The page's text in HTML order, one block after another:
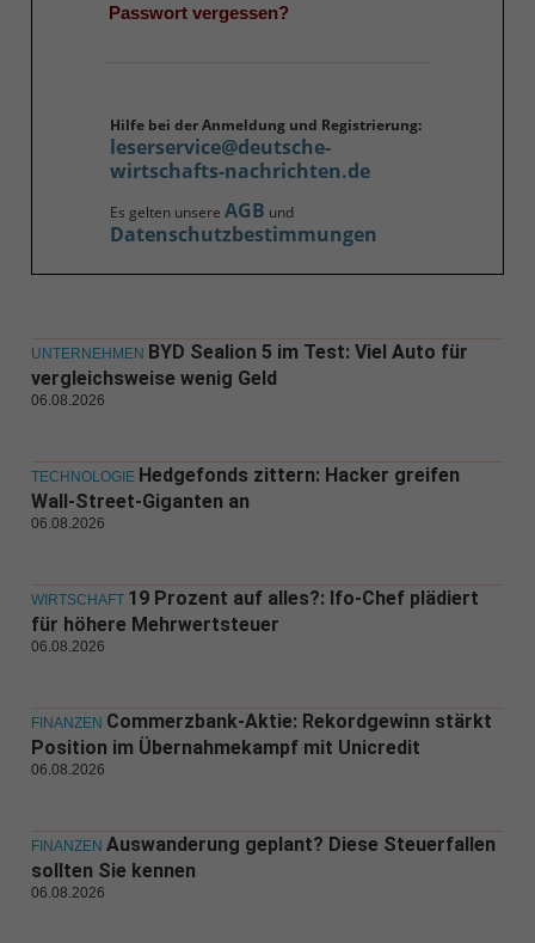
Passwort vergessen?
Hilfe bei der Anmeldung und Registrierung:
leserservice@deutsche-
wirtschafts-nachrichten.de
Es gelten unsere AGB und
Datenschutzbestimmungen
UNTERNEHMEN BYD Sealion 5 im Test: Viel Auto für
vergleichsweise wenig Geld
06.08.2026
TECHNOLOGIE Hedgefonds zittern: Hacker greifen
Wall-Street-Giganten an
06.08.2026
WIRTSCHAFT 19 Prozent auf alles?: Ifo-Chef plädiert
für höhere Mehrwertsteuer
06.08.2026
FINANZEN Commerzbank-Aktie: Rekordgewinn stärkt
Position im Übernahmekampf mit Unicredit
06.08.2026
FINANZEN Auswanderung geplant? Diese Steuerfallen
sollten Sie kennen
06.08.2026